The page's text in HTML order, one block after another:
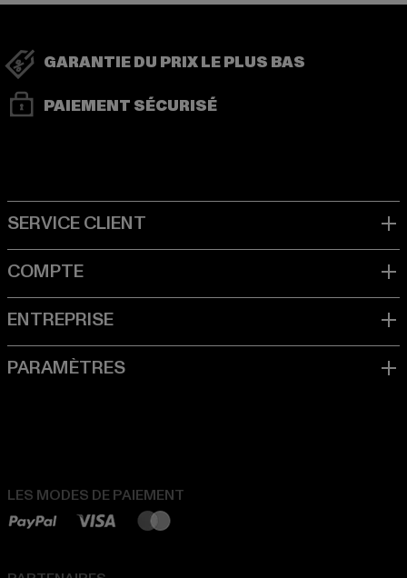
GARANTIE DU PRIX LE PLUS BAS
PAIEMENT SÉCURISÉ
LES MODES DE PAIEMENT